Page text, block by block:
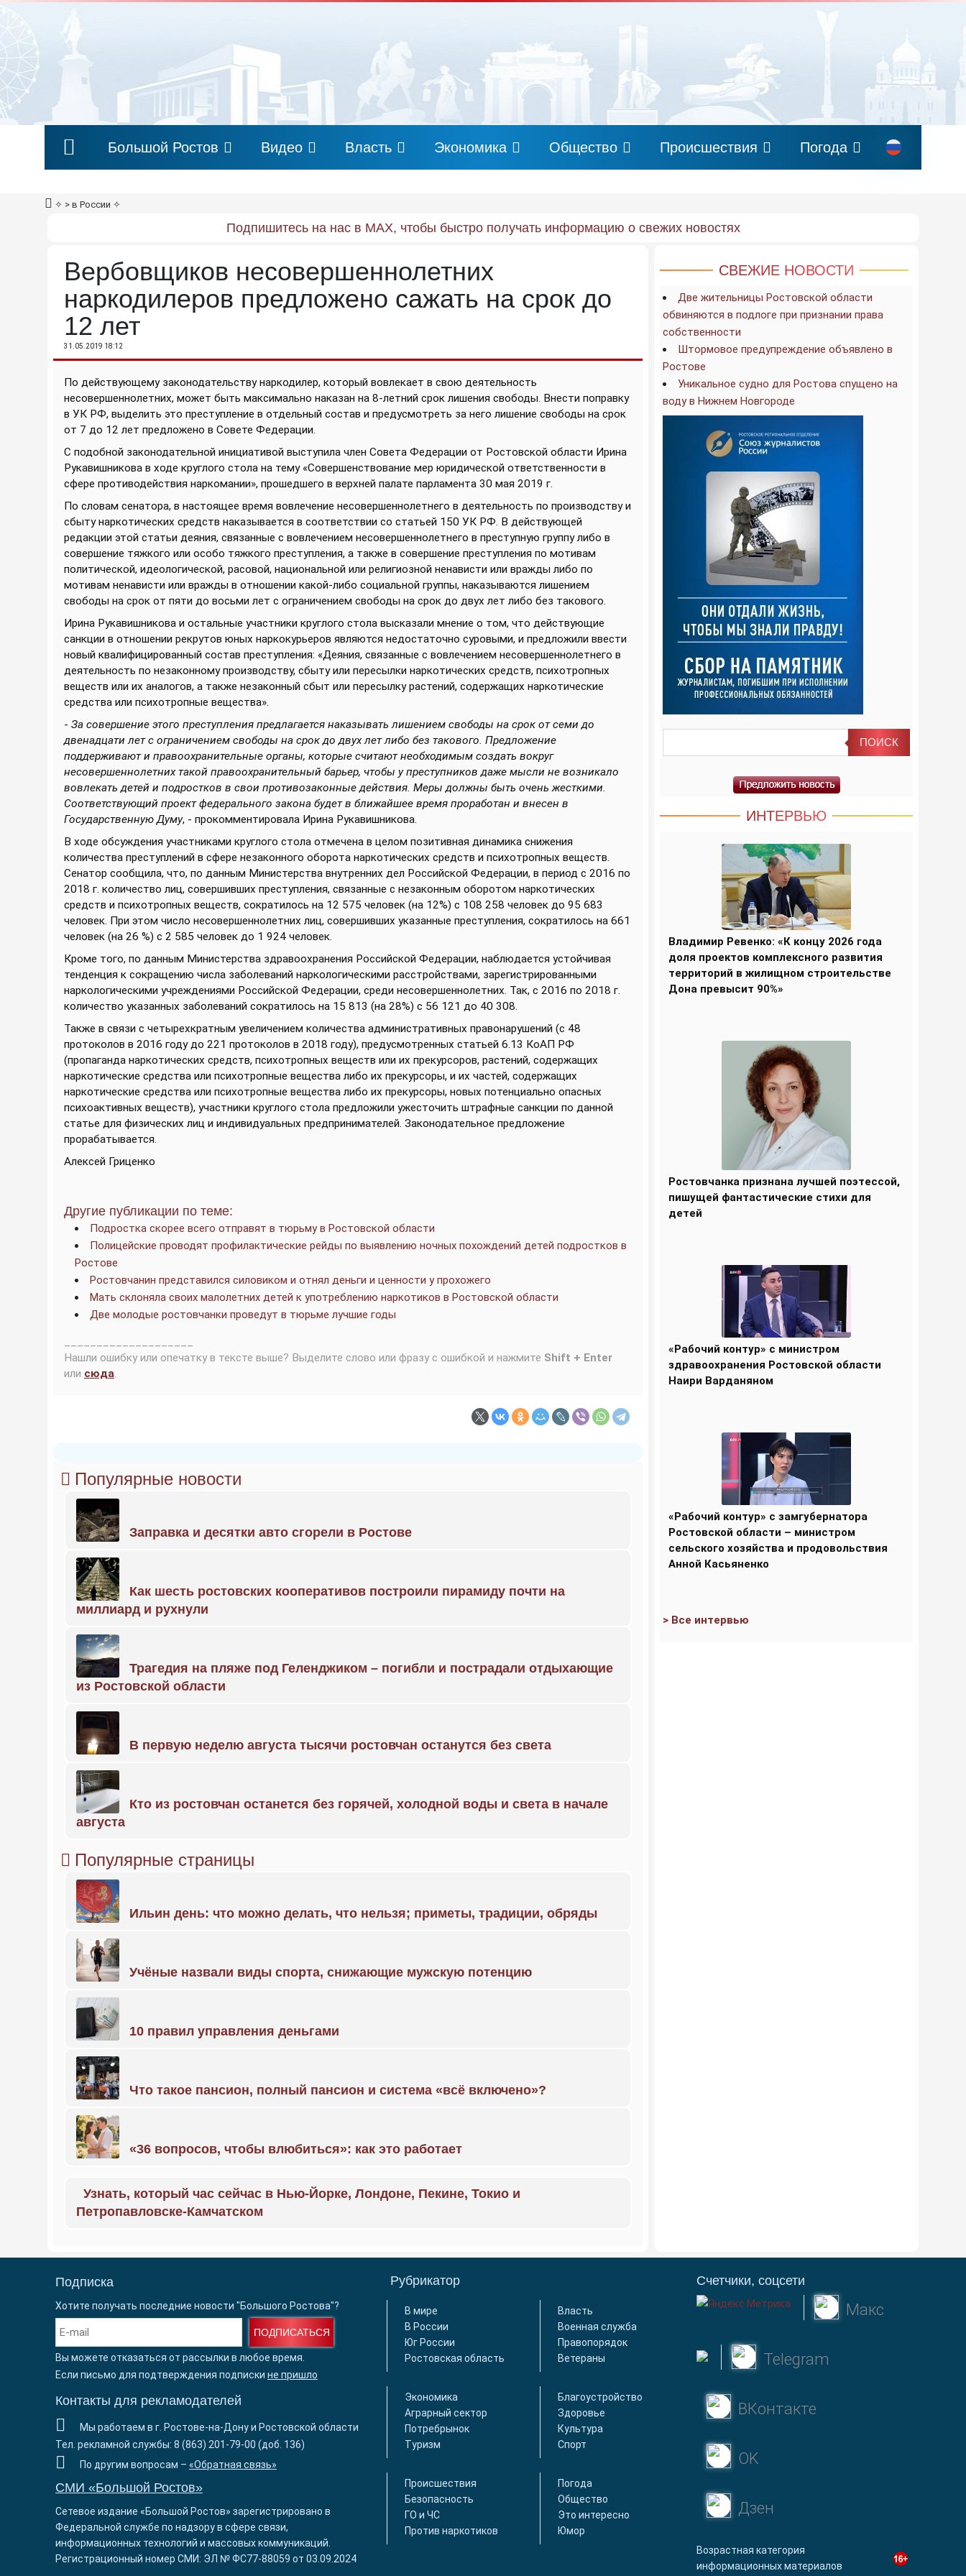
Большой Ростов Видео Власть Экономика Общество Происшествия Погода
✧ > в России ✧
Подпишитесь на нас в MAX, чтобы быстро получать информацию о свежих новостях
Вербовщиков несовершеннолетних
наркодилеров предложено сажать на срок до
12 лет
31.05.2019 18:12
По действующему законодательству наркодилер, который вовлекает в свою деятельность
несовершеннолетних, может быть максимально наказан на 8-летний срок лишения свободы. Внести поправку
в УК РФ, выделить это преступление в отдельный состав и предусмотреть за него лишение свободы на срок
от 7 до 12 лет предложено в Совете Федерации.
С подобной законодательной инициативой выступила член Совета Федерации от Ростовской области Ирина
Рукавишникова в ходе круглого стола на тему «Совершенствование мер юридической ответственности в
сфере противодействия наркомании», прошедшего в верхней палате парламента 30 мая 2019 г.
По словам сенатора, в настоящее время вовлечение несовершеннолетнего в деятельность по производству и
сбыту наркотических средств наказывается в соответствии со статьей 150 УК РФ. В действующей
редакции этой статьи деяния, связанные с вовлечением несовершеннолетнего в преступную группу либо в
совершение тяжкого или особо тяжкого преступления, а также в совершение преступления по мотивам
политической, идеологической, расовой, национальной или религиозной ненависти или вражды либо по
мотивам ненависти или вражды в отношении какой-либо социальной группы, наказываются лишением
свободы на срок от пяти до восьми лет с ограничением свободы на срок до двух лет либо без такового.
Ирина Рукавишникова и остальные участники круглого стола высказали мнение о том, что действующие
санкции в отношении рекрутов юных наркокурьеров являются недостаточно суровыми, и предложили ввести
новый квалифицированный состав преступления: «Деяния, связанные с вовлечением несовершеннолетнего в
деятельность по незаконному производству, сбыту или пересылки наркотических средств, психотропных
веществ или их аналогов, а также незаконный сбыт или пересылку растений, содержащих наркотические
средства или психотропные вещества».
- За совершение этого преступления предлагается наказывать лишением свободы на срок от семи до
двенадцати лет с ограничением свободы на срок до двух лет либо без такового. Предложение
поддерживают и правоохранительные органы, которые считают необходимым создать вокруг
несовершеннолетних такой правоохранительный барьер, чтобы у преступников даже мысли не возникало
вовлекать детей и подростков в свои противозаконные действия. Меры должны быть очень жесткими.
Соответствующий проект федерального закона будет в ближайшее время проработан и внесен в
Государственную Думу, - прокомментировала Ирина Рукавишникова.
В ходе обсуждения участниками круглого стола отмечена в целом позитивная динамика снижения
количества преступлений в сфере незаконного оборота наркотических средств и психотропных веществ.
Сенатор сообщила, что, по данным Министерства внутренних дел Российской Федерации, в период с 2016 по
2018 г. количество лиц, совершивших преступления, связанные с незаконным оборотом наркотических
средств и психотропных веществ, сократилось на 12 575 человек (на 12%) с 108 258 человек до 95 683
человек. При этом число несовершеннолетних лиц, совершивших указанные преступления, сократилось на 661
человек (на 26 %) с 2 585 человек до 1 924 человек.
Кроме того, по данным Министерства здравоохранения Российской Федерации, наблюдается устойчивая
тенденция к сокращению числа заболеваний наркологическими расстройствами, зарегистрированными
наркологическими учреждениями Российской Федерации, среди несовершеннолетних. Так, с 2016 по 2018 г.
количество указанных заболеваний сократилось на 15 813 (на 28%) с 56 121 до 40 308.
Также в связи с четырехкратным увеличением количества административных правонарушений (с 48
протоколов в 2016 году до 221 протоколов в 2018 году), предусмотренных статьей 6.13 КоАП РФ
(пропаганда наркотических средств, психотропных веществ или их прекурсоров, растений, содержащих
наркотические средства или психотропные вещества либо их прекурсоры, и их частей, содержащих
наркотические средства или психотропные вещества либо их прекурсоры, новых потенциально опасных
психоактивных веществ), участники круглого стола предложили ужесточить штрафные санкции по данной
статье для физических лиц и индивидуальных предпринимателей. Законодательное предложение
прорабатывается.
Алексей Гриценко
Другие публикации по теме:
Подростка скорее всего отправят в тюрьму в Ростовской области
Полицейские проводят профилактические рейды по выявлению ночных похождений детей подростков в
Ростове
Ростовчанин представился силовиком и отнял деньги и ценности у прохожего
Мать склоняла своих малолетних детей к употреблению наркотиков в Ростовской области
Две молодые ростовчанки проведут в тюрьме лучшие годы
Нашли ошибку или опечатку в тексте выше? Выделите слово или фразу с ошибкой и нажмите Shift + Enter
или сюда.
Популярные новости
Заправка и десятки авто сгорели в Ростове
Как шесть ростовских кооперативов построили пирамиду почти на
миллиард и рухнули
Трагедия на пляже под Геленджиком – погибли и пострадали отдыхающие
из Ростовской области
В первую неделю августа тысячи ростовчан останутся без света
Кто из ростовчан останется без горячей, холодной воды и света в начале
августа
Популярные страницы
Ильин день: что можно делать, что нельзя; приметы, традиции, обряды
Учёные назвали виды спорта, снижающие мужскую потенцию
10 правил управления деньгами
Что такое пансион, полный пансион и система «всё включено»?
«36 вопросов, чтобы влюбиться»: как это работает
Узнать, который час сейчас в Нью-Йорке, Лондоне, Пекине, Токио и
Петропавловске-Камчатском
СВЕЖИЕ НОВОСТИ
Две жительницы Ростовской области
обвиняются в подлоге при признании права
собственности
Штормовое предупреждение объявлено в
Ростове
Уникальное судно для Ростова спущено на
воду в Нижнем Новгороде
ИНТЕРВЬЮ
Владимир Ревенко: «К концу 2026 года
доля проектов комплексного развития
территорий в жилищном строительстве
Дона превысит 90%»
Ростовчанка признана лучшей поэтессой,
пишущей фантастические стихи для
детей
«Рабочий контур» с министром
здравоохранения Ростовской области
Наири Варданяном
«Рабочий контур» с замгубернатора
Ростовской области – министром
сельского хозяйства и продовольствия
Анной Касьяненко
> Все интервью
Подписка
Хотите получать последние новости "Большого Ростова"?
ПОДПИСАТЬСЯ
Вы можете отказаться от рассылки в любое время.
Если письмо для подтверждения подписки не пришло
Контакты для рекламодателей
Мы работаем в г. Ростове-на-Дону и Ростовской области
Тел. рекламной службы: 8 (863) 201-79-00 (доб. 136)
По другим вопросам – «Обратная связь»
СМИ «Большой Ростов»
Сетевое издание «Большой Ростов» зарегистрировано в
Федеральной службе по надзору в сфере связи,
информационных технологий и массовых коммуникаций.
Регистрационный номер СМИ: ЭЛ № ФС77-88059 от 03.09.2024
Рубрикатор
В мире
В России
Юг России
Ростовская область
Власть
Военная служба
Правопорядок
Ветераны
Экономика
Аграрный сектор
Потребрынок
Туризм
Благоустройство
Здоровье
Культура
Спорт
Происшествия
Безопасность
ГО и ЧС
Против наркотиков
Погода
Общество
Это интересно
Юмор
Счетчики, соцсети
Макс
Telegram
ВКонтакте
OK
Дзен
Возрастная категория
информационных материалов